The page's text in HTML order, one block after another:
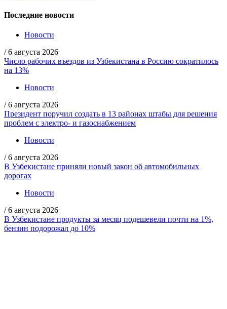
Последние новости
Новости
/ 6 августа 2026
Число рабочих въездов из Узбекистана в Россию сократилось
на 13%
Новости
/ 6 августа 2026
Президент поручил создать в 13 районах штабы для решения
проблем с электро- и газоснабжением
Новости
/ 6 августа 2026
В Узбекистане приняли новый закон об автомобильных
дорогах
Новости
/ 6 августа 2026
В Узбекистане продукты за месяц подешевели почти на 1%,
бензин подорожал до 10%